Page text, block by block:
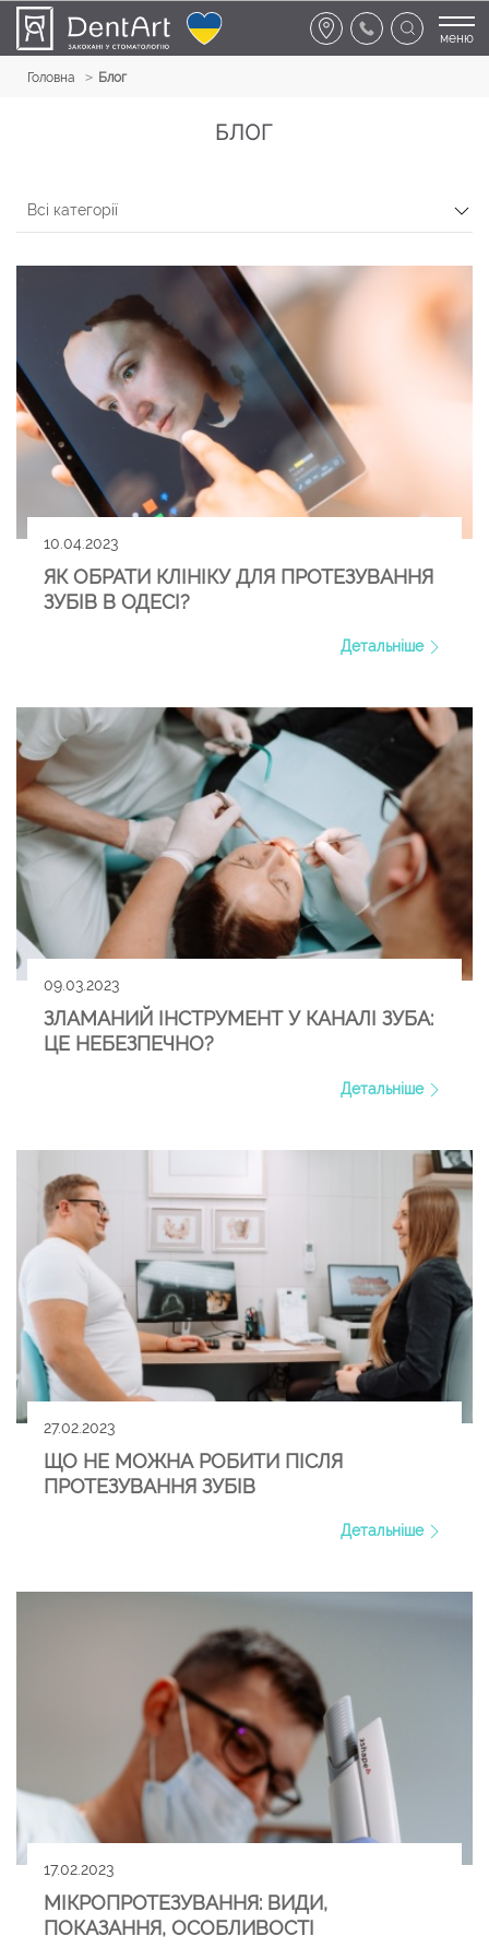
меню
Головна Блог
БЛОГ
10.04.2023
ЯК ОБРАТИ КЛІНІКУ ДЛЯ ПРОТЕЗУВАННЯ
ЗУБІВ В ОДЕСІ?
Детальніше
09.03.2023
ЗЛАМАНИЙ ІНСТРУМЕНТ У КАНАЛІ ЗУБА:
ЦЕ НЕБЕЗПЕЧНО?
Детальніше
27.02.2023
ЩО НЕ МОЖНА РОБИТИ ПІСЛЯ
ПРОТЕЗУВАННЯ ЗУБІВ
Детальніше
17.02.2023
МІКРОПРОТЕЗУВАННЯ: ВИДИ,
ПОКАЗАННЯ, ОСОБЛИВОСТІ